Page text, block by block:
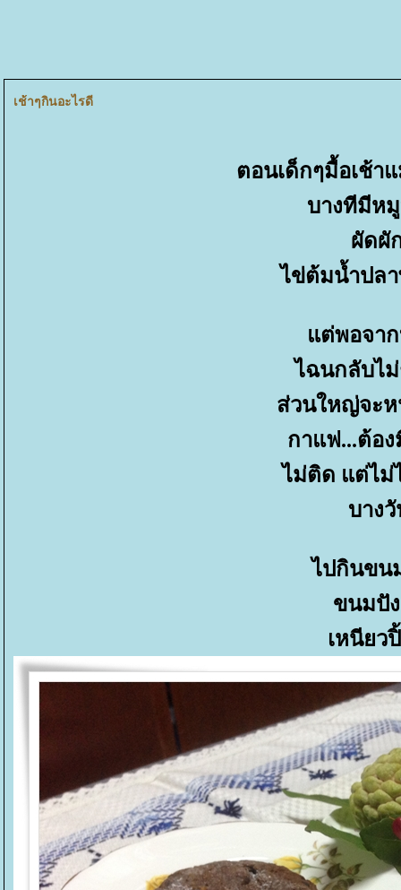
เช้าๆกินอะไรดี
ตอนเด็กๆมื้อเช้า
บางทีมีห
ผัดผั
ไข่ต้มน้ำปล
ต่พอจาก
ไฉนกลับไ
ส่วนใหญ่จะ
กาแฟ...ต้อ
ไม่ติด แต่ไม่
บาง
ไปกินขน
ขนมปั
เหนียว